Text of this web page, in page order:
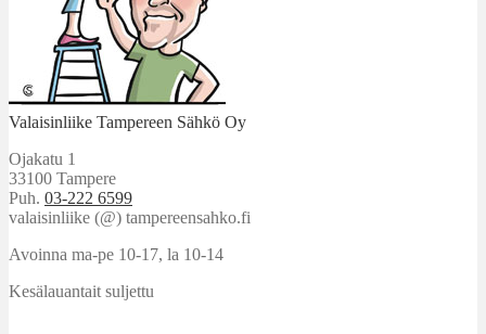
Valaisinliike Tampereen Sähkö Oy
Ojakatu 1
33100 Tampere
Puh. 03-222 6599
valaisinliike (@) tampereensahko.fi
Avoinna ma-pe 10-17, la 10-14
Kesälauantait suljettu